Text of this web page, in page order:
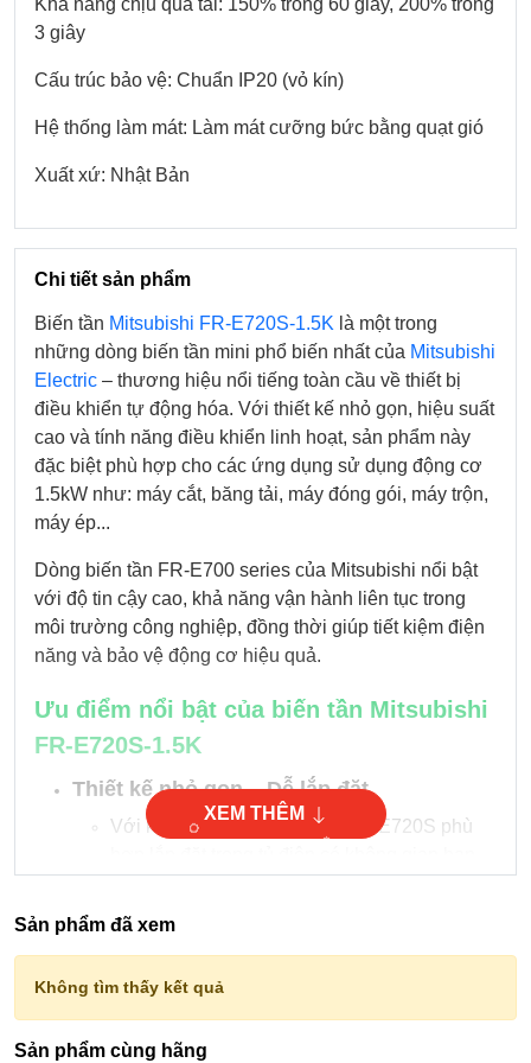
Khả năng chịu quá tải: 150% trong 60 giây, 200% trong
3 giây
Cấu trúc bảo vệ: Chuẩn IP20 (vỏ kín)
Hệ thống làm mát: Làm mát cưỡng bức bằng quạt gió
Xuất xứ: Nhật Bản
Chi tiết sản phẩm
Biến tần Mitsubishi FR-E720S-1.5K là một trong
những dòng biến tần mini phổ biến nhất của Mitsubishi
Electric – thương hiệu nổi tiếng toàn cầu về thiết bị
điều khiển tự động hóa. Với thiết kế nhỏ gọn, hiệu suất
cao và tính năng điều khiển linh hoạt, sản phẩm này
đặc biệt phù hợp cho các ứng dụng sử dụng động cơ
1.5kW như: máy cắt, băng tải, máy đóng gói, máy trộn,
máy ép...
Dòng biến tần FR-E700 series của Mitsubishi nổi bật
với độ tin cậy cao, khả năng vận hành liên tục trong
môi trường công nghiệp, đồng thời giúp tiết kiệm điện
năng và bảo vệ động cơ hiệu quả.
Ưu điểm nổi bật của biến tần Mitsubishi
FR-E720S-1.5K
Thiết kế nhỏ gọn – Dễ lắp đặt
Với kích thước tối ưu, dòng FR-E720S phù
hoặc thiết bị khởi động truyền thống.
Biến tần có khả năng chịu quá tải mạnh mẽ
định trong các ứng dụng tải nặng như máy
XEM THÊM
Sản phẩm đã xem
Không tìm thấy kết quả
Sản phẩm cùng hãng